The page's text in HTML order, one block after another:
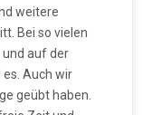
weitere
Bei so vielen
und auf der
Auch wir
geübt haben.